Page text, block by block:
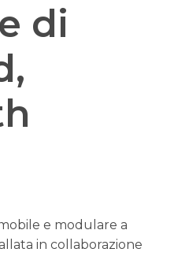
di
e modulare a
in collaborazione